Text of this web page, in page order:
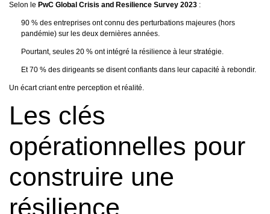
Selon le PwC Global Crisis and Resilience Survey 2023 :
90 % des entreprises ont connu des perturbations majeures (hors
pandémie) sur les deux dernières années.
Pourtant, seules 20 % ont intégré la résilience à leur stratégie.
Et 70 % des dirigeants se disent confiants dans leur capacité à rebondir.
Un écart criant entre perception et réalité.
Les clés
opérationnelles pour
construire une
résilience